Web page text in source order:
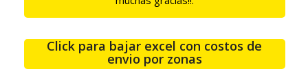
Click para bajar excel con costos de
envio por zonas